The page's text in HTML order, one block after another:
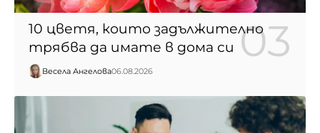
10 цветя, които задължително
трябва да имате в дома си
Весела Ангелова06.08.2026